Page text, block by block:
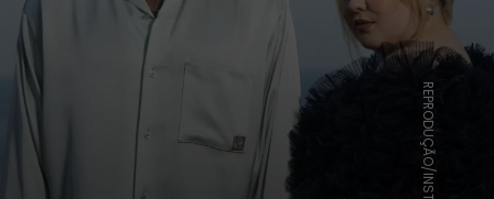
REPRODUÇÃO/INSTAGRAM